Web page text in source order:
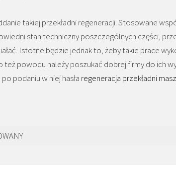
takiej przekładni regeneracji. Stosowane
stan techniczny poszczególnych części,
Istotne będzie jednak to, żeby takie prace
powodu należy poszukać dobrej firmy do ich
podaniu w niej hasła regeneracja przekładni